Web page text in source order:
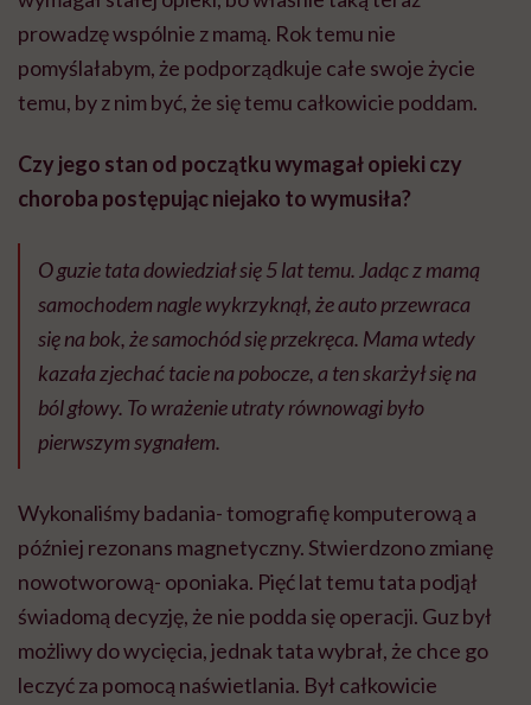
prowadzę wspólnie z mamą. Rok temu nie
pomyślałabym, że podporządkuje całe swoje życie
temu, by z nim być, że się temu całkowicie poddam.
Czy jego stan od początku wymagał opieki czy
choroba postępując niejako to wymusiła?
O guzie tata dowiedział się 5 lat temu. Jadąc z mamą
samochodem nagle wykrzyknął, że auto przewraca
się na bok, że samochód się przekręca. Mama wtedy
kazała zjechać tacie na pobocze, a ten skarżył się na
ból głowy. To wrażenie utraty równowagi było
pierwszym sygnałem.
Wykonaliśmy badania- tomografię komputerową a
później rezonans magnetyczny. Stwierdzono zmianę
nowotworową- oponiaka. Pięć lat temu tata podjął
świadomą decyzję, że nie podda się operacji. Guz był
możliwy do wycięcia, jednak tata wybrał, że chce go
leczyć za pomocą naświetlania. Był całkowicie